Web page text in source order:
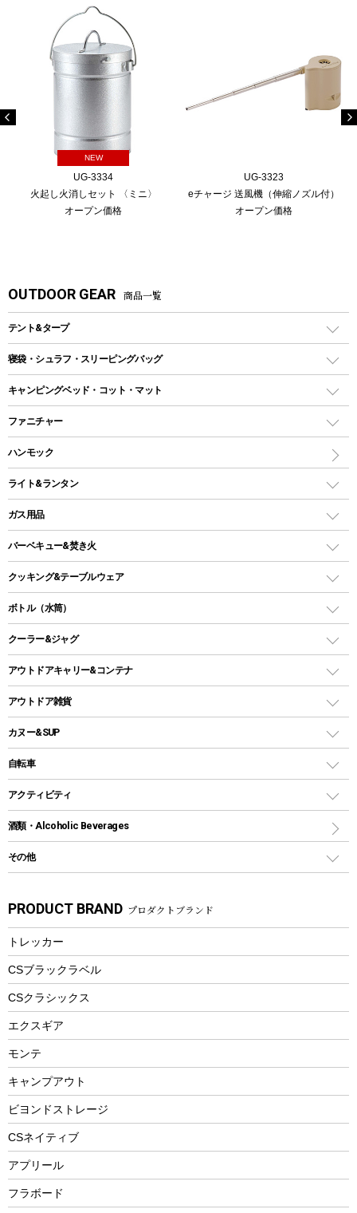
NEW
UG-3334
火起し火消しセット 〈ミニ〉
オープン価格
UG-3323
eチャージ 送風機（伸縮ノズル付）
オープン価格
OUTDOOR GEAR 商品一覧
テント&タープ
テント
ツールームテント
ワンポールテント
シェルターテント
ソロテント
ロッジ型・オリジナルテント
タープ
スクエアタープ（レクタタープ）
メッシュタープ
自立式タープ
パラソル
テントアクセサリー
ペグ
ポール
グランドシート
ツール
寝袋・シュラフ・スリーピングバッグ
レクタングラー型（封筒型）シュラフ
インナーシュラフ
キャンピングベッド・コット・マット
キャンピングベッド・コット
インフレータブルマット
ファニチャー
アウトドアテーブル
レジャーシート
ハンモック
ライト&ランタン
LEDランタン
ガスランタン
オイルランタン
LEDライト
ヘッドライト
キャンドル
ガス用品
ガスバーナー
ガス缶
ガストーチ、ライター
バーベキュー&焚き火
バーベキューコンロ、グリル
焚き火台タイプ（ロースタイル）グリル
卓上タイプグリル
パーティータイプグリル
ソロキャンプ用グリル
鉄板、アミ
焚き火台&ストーブ
火起こし
バーベキューツール
クッキング&テーブルウェア
ダッチオーブン
ホットサンドメーカー
クッカーセット
シェラカップ
クッキングツール
ナイフ
カトラリー
マグカップ、カップ
ステンレスボトル
フードボトル
トレー
ランチョンマット
ランチボックス
ボトル（水筒）
ステンレスボトル
コップ付きタイプ
ワンタッチタイプ
プラスチックボトル
ディズニーボトル
クーラー&ジャグ
クーラーボックス
クーラーバッグ
ウォータージャグ
保冷剤
アウトドアキャリー&コンテナ
アウトドアキャリー
アウトドア雑貨
バックパック&バッグ
リュック、バックパック
トートバッグ、サコッシュ
ショッピングキャリー
その他アウトドア雑貨
スプレー関係
ツール、他
カヌー&SUP
インフレータブル
カヤック
パドル
ヘルメット
エアーポンプ
アクセサリー
自転車
折りたたみ自転車
スポーツサイクル
シティサイクル
自転車ウェア
アクティビティ
マリン
ラッシュガード
パラソル
フローティングベスト
エアーポンプ
ビーチテント
ウィンター
スノーシュー
防寒ウェア
トレッキング
トレッキングステッキ
トレッキングアクセサリー
酒類・Alcoholic Beverages
その他
湯たんぽ
防災用品
PRODUCT BRAND プロダクトブランド
トレッカー
CSブラックラベル
CSクラシックス
エクスギア
モンテ
キャンプアウト
ビヨンドストレージ
CSネイティブ
アプリール
フラボード